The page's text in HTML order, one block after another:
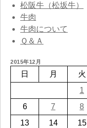
松阪牛（松坂牛）
牛肉
牛肉について
Ｑ＆Ａ
2015年12月
日 月 火
1
6
7 8
13
14 15